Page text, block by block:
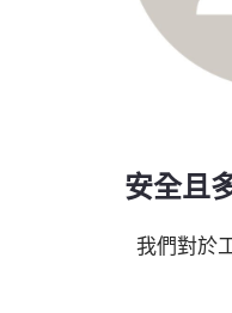
安全且
我們對於